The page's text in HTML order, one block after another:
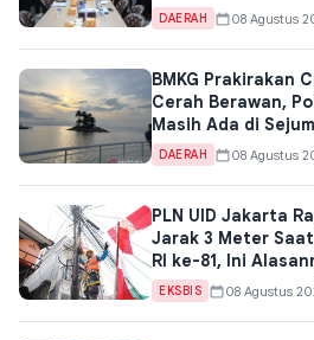
DAERAH 08 Agustus
BMKG Prakirakan
Cerah Berawan,
Masih Ada di
DAERAH 08 Agustus
PLN UID Jakarta
Jarak 3 Meter
RI ke-81, Ini
EKSBIS 08 Agustus